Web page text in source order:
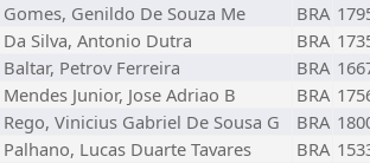
Gomes, Genildo De Souza Me BRA
Da Silva, Antonio Dutra BRA
Baltar, Petrov Ferreira BRA
Mendes Junior, Jose Adriao B BRA
Rego, Vinicius Gabriel De Sousa G BRA
Palhano, Lucas Duarte Tavares BRA